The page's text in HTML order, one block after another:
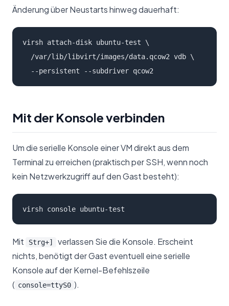
Änderung über Neustarts hinweg dauerhaft:
virsh attach-disk ubuntu-test \
  /var/lib/libvirt/images/data.qcow2 vdb \
  --persistent --subdriver qcow2
Mit der Konsole verbinden
Um die serielle Konsole einer VM direkt aus dem
Terminal zu erreichen (praktisch per SSH, wenn noch
kein Netzwerkzugriff auf den Gast besteht):
virsh console ubuntu-test
Mit Strg+]
verlassen Sie die Konsole. Erscheint
nichts, benötigt der Gast eventuell eine serielle
Konsole auf der Kernel-Befehlszeile
( console=ttyS0 ).